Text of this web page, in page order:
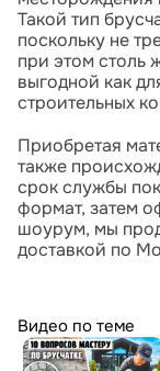
Такой тип
поскольку не
при этом столь
выгодной как
строительных
Приобретая
также
срок службы
формат, затем
шоурум, мы
доставкой по
Видео по теме